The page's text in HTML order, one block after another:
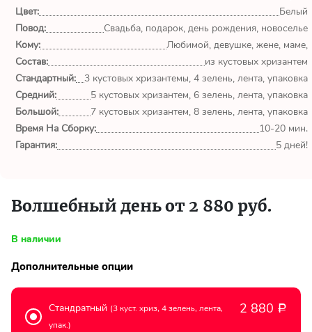
обл.
world.ru, очень рада что
выбрала Вас. Букет
изумительный!
Ульяна
Тымовское,
Доставили букет маме
Виктор
Тымовское,
обл.
Цвет:
Белый
Повод:
Свадьба, подарок, день рождения, новоселье
Кому:
Любимой, девушке, жене, маме,
Состав:
из кустовых хризантем
Стандартный:
3 кустовых хризантемы, 4 зелень, лента, упаковка
Средний:
5 кустовых хризантем, 6 зелень, лента, упаковка
Большой:
7 кустовых хризантем, 8 зелень, лента, упаковка
Время На Сборку:
10-20 мин.
Гарантия:
5 дней!
Волшебный день от 2 880 руб.
В наличии
Дополнительные опции
Стандратный (3 куст. хриз, 4 зелень, лента,
упак.)
2 880 Р